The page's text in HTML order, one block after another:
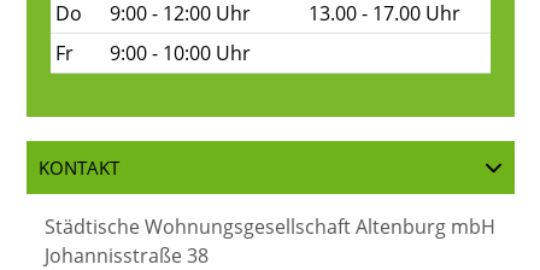
Do
9:00 - 12:00 Uhr
13.00 - 17.00 Uhr
Fr
9:00 - 10:00 Uhr
KONTAKT
Städtische Wohnungsgesellschaft Altenburg mbH
Johannisstraße 38